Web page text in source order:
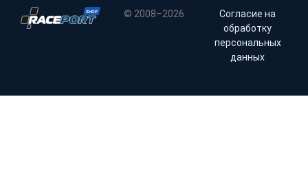
© 2008–2026
Согласие на
обработку
персональных
данных